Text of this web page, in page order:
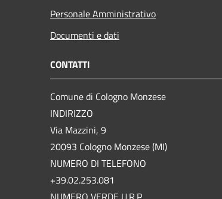
Personale Amministrativo
Documenti e dati
CONTATTI
Comune di Cologno Monzese
INDIRIZZO
Via Mazzini, 9
20093 Cologno Monzese (MI)
NUMERO DI TELEFONO
+39.02.253.081